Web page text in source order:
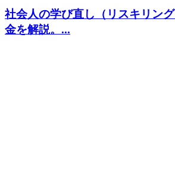
社会人の学び直し（リスキリン
金を解説。...